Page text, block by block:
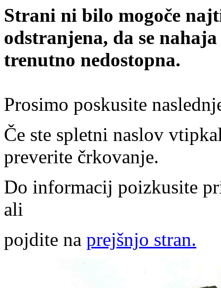
Strani ni bilo mogoče
odstranjena, da se
trenutno nedostopna.
Prosimo poskusite
Če ste spletni naslov
preverite črkovanje.
Do informacij poizkusite
ali
pojdite na prejšnjo stran.